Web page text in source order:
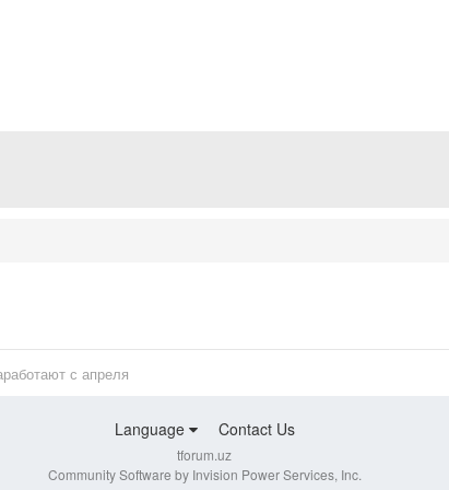
с апреля
Language Contact Us
tforum.uz
Community Software by Invision Power Services, Inc.